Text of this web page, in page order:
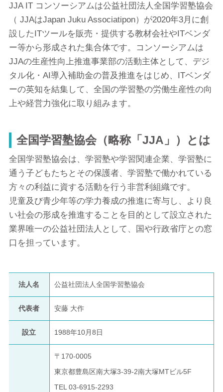
JJA IT コンソーシアムは公益社団法人全国学習塾協会
（ JJAはJapan Juku Associatipon）が2020年3月に創
設したITツールを販売・提供する教材会社やITベンダ
ー等から形成された集合体です。コンソーシアムは
JJAの生産性向上推進事業部の活動主体として、デジ
タル化・AI導入補助金の普及推進をはじめ、ITベンダ
ーの英知を結集して、全国の学習塾の労働生産性の向
上や経営力強化に取り組みます。
全国学習塾協会（略称「JJA」）とは
全国学習塾協会は、学習塾や学習関連企業、学習塾に
通う子どもたちとその保護者、学習塾で働かれている
方々の利益に資する活動を行う非営利組織です。
児童及び青少年等の学力養成の推進に寄与し、より良
い社会の形成を推進することを目的として設立された
業界唯一の公益社団法人として、国や行政省庁との窓
口を担っています。
法人名 公益社団法人全国学習塾協会
代表者 安藤 大作
設立 1988年10月8日
〒170-0005
東京都豊島区南大塚3-39-2南大塚MTビル5F
TEL 03-6915-2293